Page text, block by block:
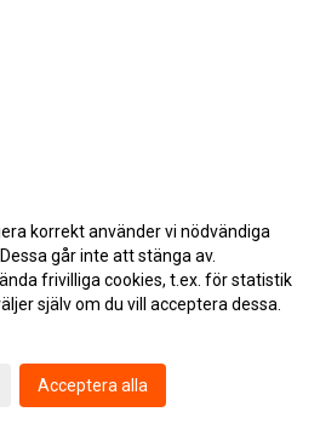
korrekt använder vi nödvändiga
går inte att stänga av.
frivilliga cookies, t.ex. för statistik
själv om du vill acceptera dessa.
Acceptera alla